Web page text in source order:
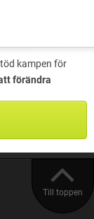
kampen för
förändra
Till toppen